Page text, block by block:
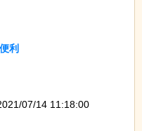
利
07/14 11:18:00